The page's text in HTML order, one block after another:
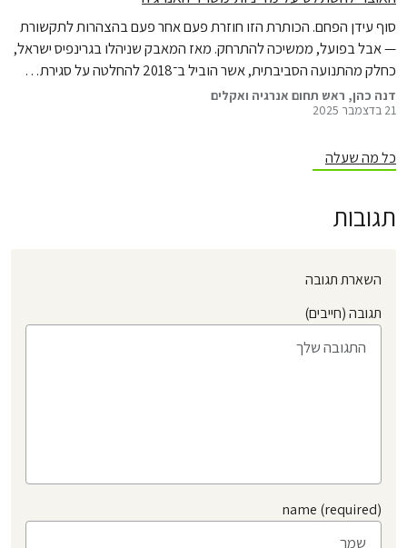
סוף עידן הפחם. הכותרת הזו חוזרת פעם אחר פעם בהצהרות לתקשורת
— אבל בפועל, ממשיכה להתרחק. מאז המאבק שניהלו בגרינפיס ישראל,
כחלק מהתנועה הסביבתית, אשר הוביל ב־2018 להחלטה על סגירת…
דנה כהן, ראש תחום אנרגיה ואקלים
21 בדצמבר 2025
כל מה שעלה
תגובות
השארת תגובה
תגובה (חייבים)
name (required)